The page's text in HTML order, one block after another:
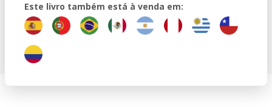
Este livro também está à venda em: